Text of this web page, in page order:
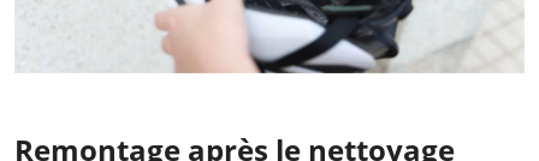
Remontage après le nettoyage